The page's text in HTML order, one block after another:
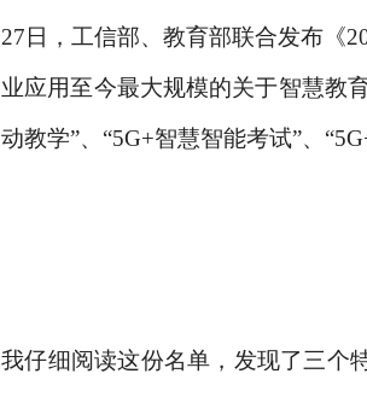
27日，工信部、教育部联合发布《
业应用至今最大规模的关于智慧教
动教学”、“5G+智慧智能考试”、
我仔细阅读这份名单，发现了三个